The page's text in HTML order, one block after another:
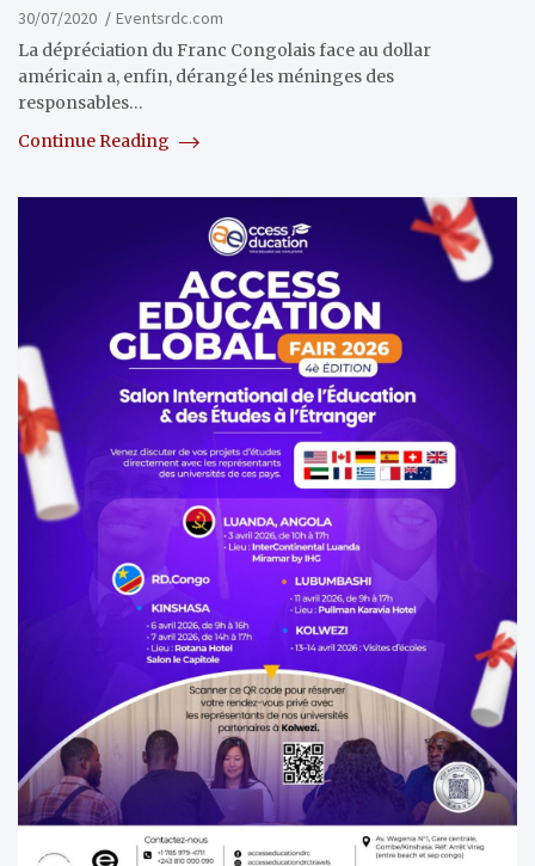
30/07/2020
Eventsrdc.com
La dépréciation du Franc Congolais face au dollar
américain a, enfin, dérangé les méninges des
responsables…
Continue Reading